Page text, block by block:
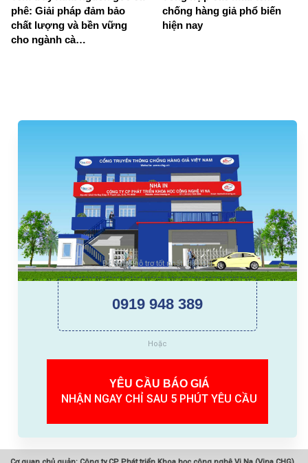
phê: Giải pháp đảm bảo
chất lượng và bền vững
cho ngành cà…
chống hàng giả phổ biến
hiện nay
Để được hỗ trợ tốt nhất. Hãy gọi
0919 948 389
Hoặc
YÊU CẦU BÁO GIÁ
NHẬN NGAY CHỈ SAU 5 PHÚT YÊU CẦU